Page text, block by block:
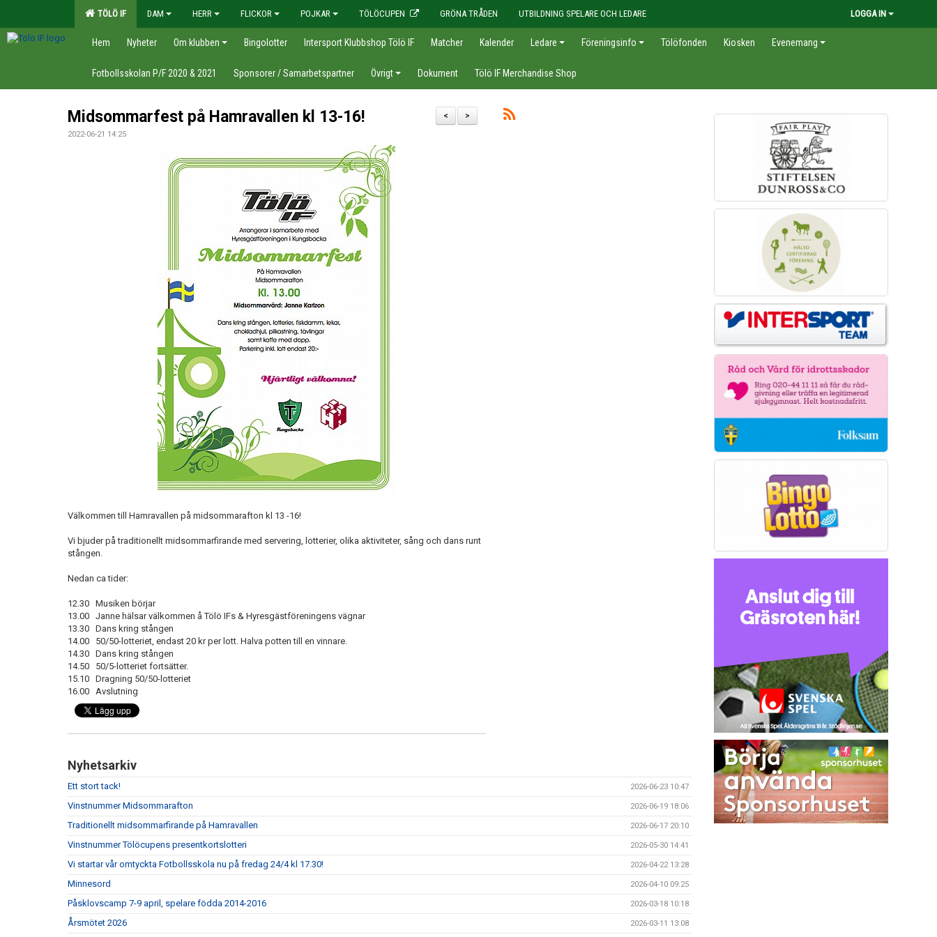
TÖLÖ IF DAM HERR FLICKOR POJKAR TÖLÖCUPEN GRÖNA TRÅDEN UTBILDNING SPELARE OCH LEDARE LOGGA IN
Hem Nyheter Om klubben Bingolotter Intersport Klubbshop Tölö IF Matcher Kalender Ledare Föreningsinfo Tölöfonden Kiosken Evenemang
Fotbollsskolan P/F 2020 & 2021 Sponsorer / Samarbetspartner Övrigt Dokument Tölö IF Merchandise Shop
>
<
Midsommarfest på Hamravallen kl 13-16!
2022-06-21 14:25
Välkommen till Hamravallen på midsommarafton kl 13 -16!
Vi bjuder på traditionellt midsommarfirande med servering, lotterier, olika aktiviteter, sång och dans runt
stången.
Nedan ca tider:
12.30 Musiken börjar
13.00 Janne hälsar välkommen å Tölö IFs & Hyresgästföreningens vägnar
13.30 Dans kring stången
14.00 50/50-lotteriet, endast 20 kr per lott. Halva potten till en vinnare.
14.30 Dans kring stången
14.50 50/5-lotteriet fortsätter.
15.10 Dragning 50/50-lotteriet
16.00 Avslutning
Nyhetsarkiv
Ett stort tack! 2026-06-23 10:47
Vinstnummer Midsommarafton 2026-06-19 18:06
Traditionellt midsommarfirande på Hamravallen 2026-06-17 20:10
Vinstnummer Tölöcupens presentkortslotteri 2026-05-30 14:41
Vi startar vår omtyckta Fotbollsskola nu på fredag 24/4 kl 17.30! 2026-04-22 13:28
Minnesord 2026-04-10 09:25
Påsklovscamp 7-9 april, spelare födda 2014-2016 2026-03-18 10:18
Årsmötet 2026 2026-03-11 13:08